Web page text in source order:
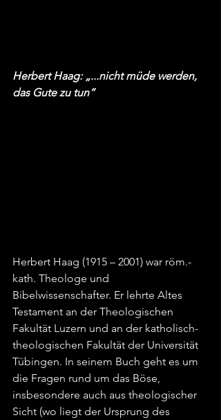
Herbert Haag: „...nicht müde werden,
das Gute zu tun“
Herbert Haag (1915 – 2001) war röm.-
kath. Theologe und
Bibelwissenschafter. Er lehrte Altes
Testament an der Theologischen
Fakultät Luzern und an der katholisch-
theologischen Fakultät der Universität
Tübingen. In seinem Buch geht es um
die Fragen rund um das Böse,
insbesondere auch aus theologischer
Sicht (wo liegt der Ursprung des